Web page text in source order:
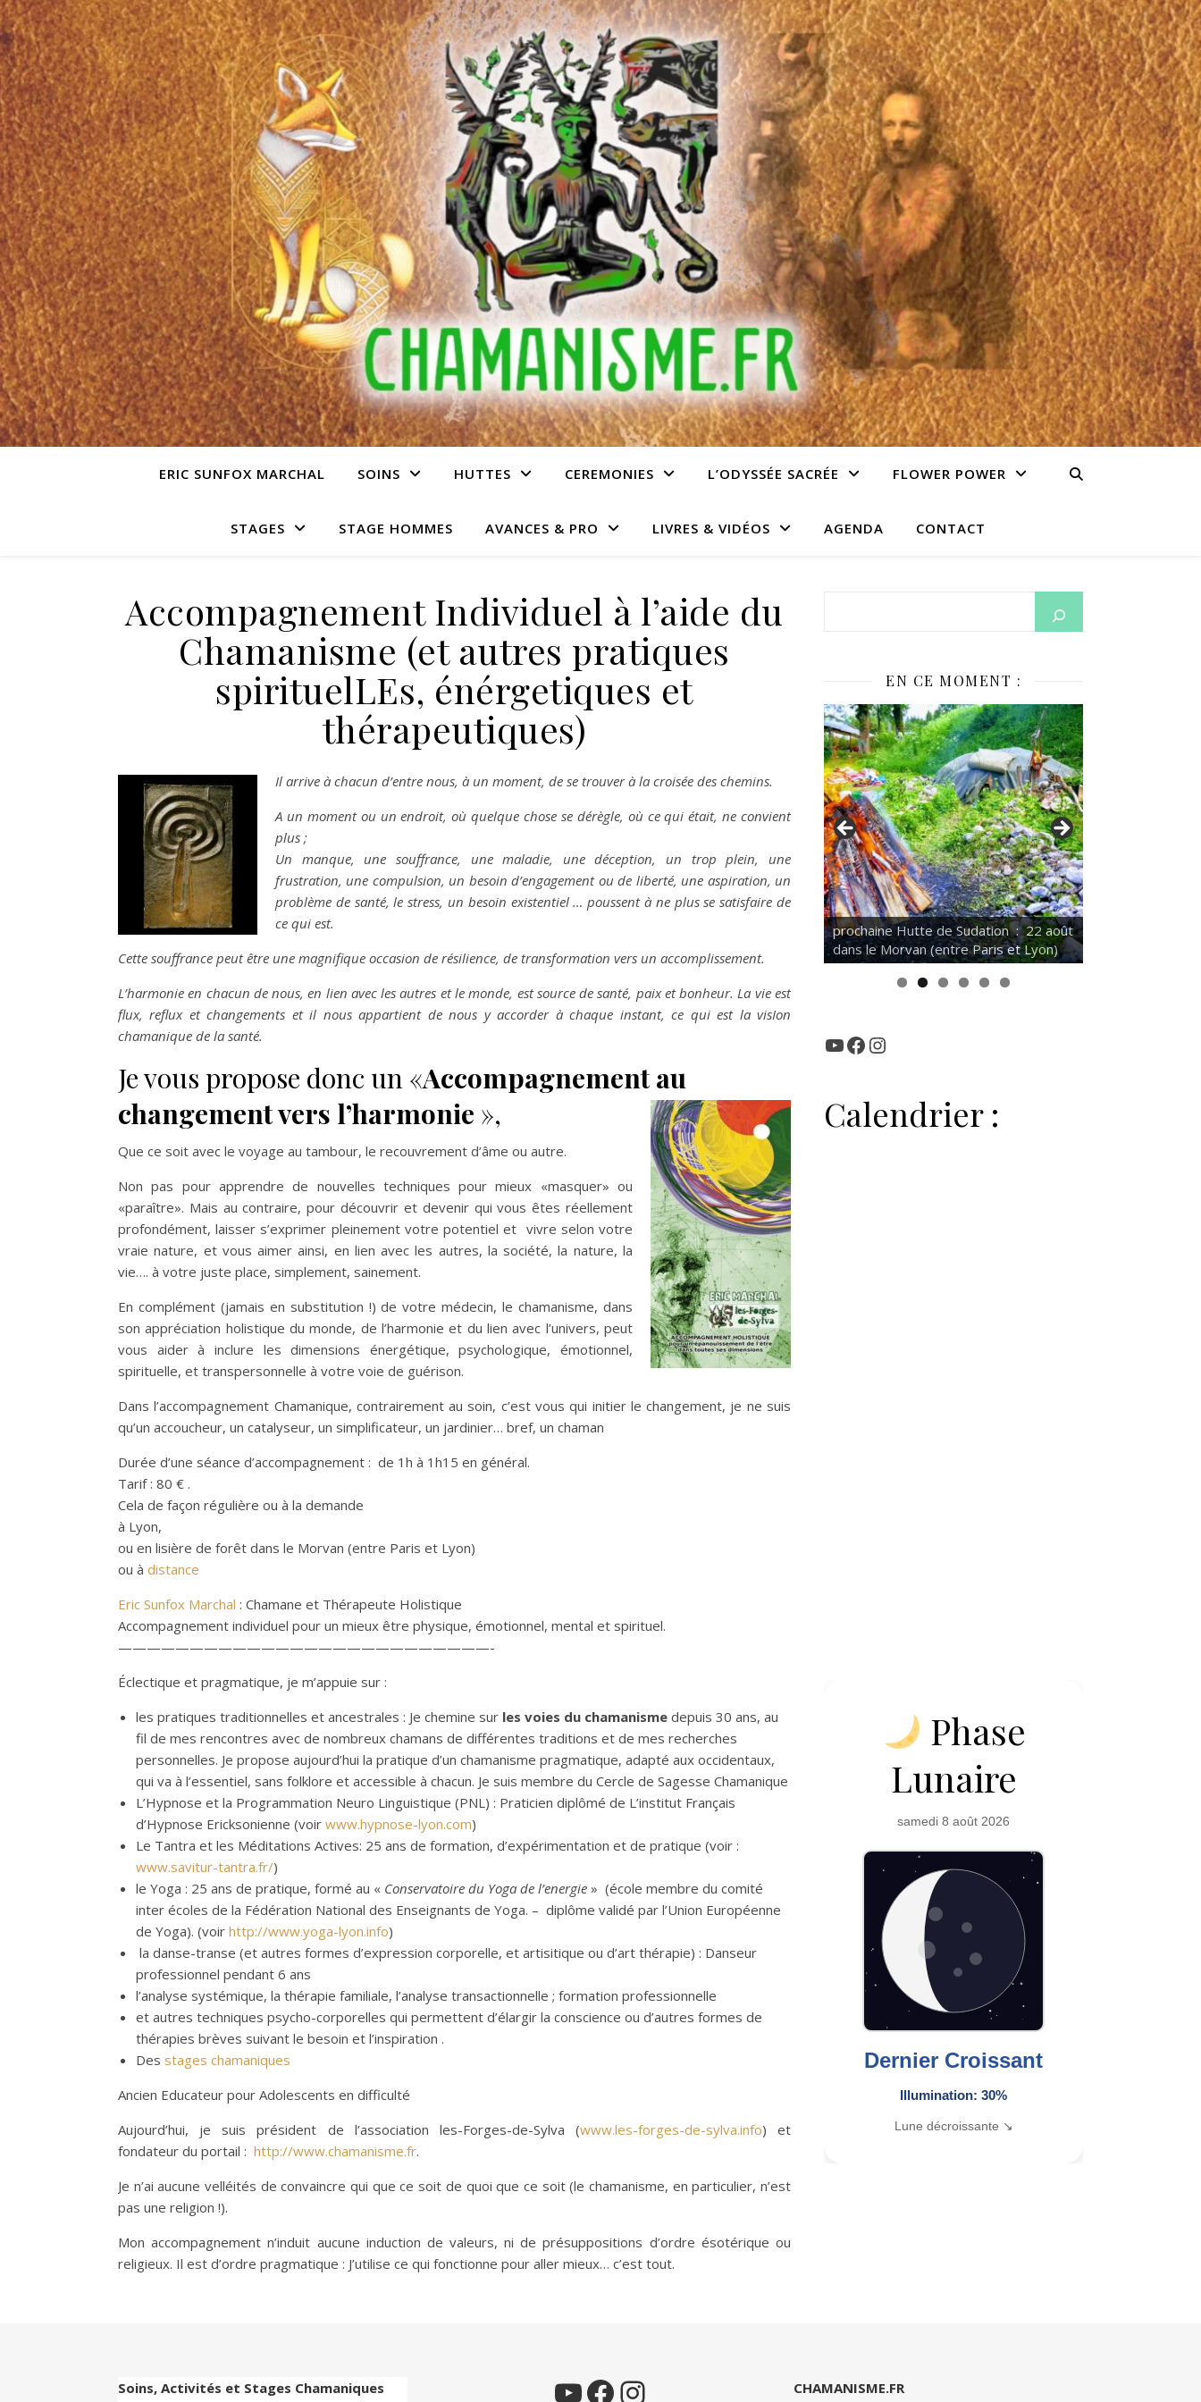
ERIC SUNFOX MARCHAL SOINS HUTTES CEREMONIES L’ODYSSÉE SACRÉE FLOWER POWER
STAGES STAGE HOMMES AVANCES & PRO LIVRES & VIDÉOS AGENDA CONTACT
Accompagnement Individuel à l’aide du
Chamanisme (et autres pratiques
spirituelLEs, énérgetiques et
thérapeutiques)
Il arrive à chacun d’entre nous, à un moment, de se trouver à la croisée des chemins.
A un moment ou un endroit, où quelque chose se dérègle, où ce qui était, ne convient
plus ;
Un manque, une souffrance, une maladie, une déception, un trop plein, une
frustration, une compulsion, un besoin d’engagement ou de liberté, une aspiration, un
problème de santé, le stress, un besoin existentiel … poussent à ne plus se satisfaire de
ce qui est.
Cette souffrance peut être une magnifique occasion de résilience, de transformation vers un accomplissement.
L’harmonie en chacun de nous, en lien avec les autres et le monde, est source de santé, paix et bonheur. La vie est
flux, reflux et changements et il nous appartient de nous y accorder à chaque instant, ce qui est la visIon
chamanique de la santé.
Je vous propose donc un «Accompagnement au
changement vers l’harmonie »,
Que ce soit avec le voyage au tambour, le recouvrement d’âme ou autre.
Non pas pour apprendre de nouvelles techniques pour mieux «masquer» ou
«paraître». Mais au contraire, pour découvrir et devenir qui vous êtes réellement
profondément, laisser s’exprimer pleinement votre potentiel et vivre selon votre
vraie nature, et vous aimer ainsi, en lien avec les autres, la société, la nature, la
vie…. à votre juste place, simplement, sainement.
En complément (jamais en substitution !) de votre médecin, le chamanisme, dans
son appréciation holistique du monde, de l’harmonie et du lien avec l’univers, peut
vous aider à inclure les dimensions énergétique, psychologique, émotionnel,
spirituelle, et transpersonnelle à votre voie de guérison.
Dans l’accompagnement Chamanique, contrairement au soin, c’est vous qui initier le changement, je ne suis
qu’un accoucheur, un catalyseur, un simplificateur, un jardinier… bref, un chaman
Durée d’une séance d’accompagnement : de 1h à 1h15 en général.
Tarif : 80 € .
Cela de façon régulière ou à la demande
à Lyon,
ou en lisière de forêt dans le Morvan (entre Paris et Lyon)
ou à distance
Eric Sunfox Marchal : Chamane et Thérapeute Holistique
Accompagnement individuel pour un mieux être physique, émotionnel, mental et spirituel.
——————————————————————————-
Éclectique et pragmatique, je m’appuie sur :
les pratiques traditionnelles et ancestrales : Je chemine sur les voies du chamanisme depuis 30 ans, au
fil de mes rencontres avec de nombreux chamans de différentes traditions et de mes recherches
personnelles. Je propose aujourd’hui la pratique d’un chamanisme pragmatique, adapté aux occidentaux,
qui va à l’essentiel, sans folklore et accessible à chacun. Je suis membre du Cercle de Sagesse Chamanique
L’Hypnose et la Programmation Neuro Linguistique (PNL) : Praticien diplômé de L’institut Français
d’Hypnose Ericksonienne (voir www.hypnose-lyon.com)
Le Tantra et les Méditations Actives: 25 ans de formation, d’expérimentation et de pratique (voir :
www.savitur-tantra.fr/)
le Yoga : 25 ans de pratique, formé au « Conservatoire du Yoga de l’energie » (école membre du comité
inter écoles de la Fédération National des Enseignants de Yoga. – diplôme validé par l’Union Européenne
de Yoga). (voir http://www.yoga-lyon.info)
la danse-transe (et autres formes d’expression corporelle, et artisitique ou d’art thérapie) : Danseur
professionnel pendant 6 ans
l’analyse systémique, la thérapie familiale, l’analyse transactionnelle ; formation professionnelle
et autres techniques psycho-corporelles qui permettent d’élargir la conscience ou d’autres formes de
thérapies brèves suivant le besoin et l’inspiration .
Des stages chamaniques
Ancien Educateur pour Adolescents en difficulté
Aujourd’hui, je suis président de l’association les-Forges-de-Sylva (www.les-forges-de-sylva.info) et
fondateur du portail : http://www.chamanisme.fr.
Je n’ai aucune velléités de convaincre qui que ce soit de quoi que ce soit (le chamanisme, en particulier, n’est
pas une religion !).
Mon accompagnement n’induit aucune induction de valeurs, ni de présuppositions d’ordre ésotérique ou
religieux. Il est d’ordre pragmatique : J’utilise ce qui fonctionne pour aller mieux… c’est tout.
EN CE MOMENT :
nouvelle formule
prochaine Hutte de Sudation : 22 août
dans le Morvan (entre Paris et Lyon)
Soins, Consultations et
Accompgnemant Individuels
YouTube
Facebook
Instagram
Calendrier :
Phase
Lunaire
samedi 8 août 2026
Dernier Croissant
Illumination: 30%
Lune décroissante ↘
Soins, Activités et Stages Chamaniques
YouTubeFacebookInstagram
CHAMANISME.FR